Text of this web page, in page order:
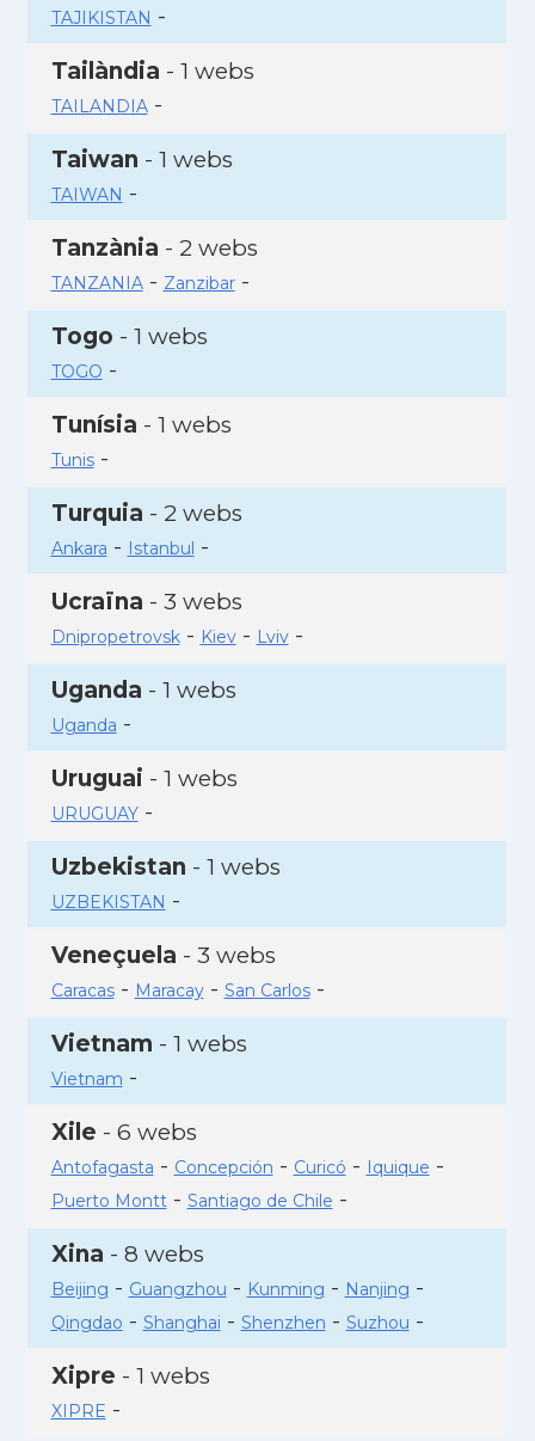
TAJIKISTAN -
Tailàndia - 1 webs
TAILANDIA-
Taiwan - 1 webs
TAIWAN -
Tanzània - 2 webs
TANZANIA- Zanzibar-
Togo - 1 webs
TOGO -
Tunísia - 1 webs
Tunis-
Turquia - 2 webs
Ankara - Istanbul -
Ucraïna - 3 webs
Dnipropetrovsk- Kiev- Lviv-
Uganda - 1 webs
Uganda -
Uruguai - 1 webs
URUGUAY-
Uzbekistan - 1 webs
UZBEKISTAN -
Veneçuela - 3 webs
Caracas- Maracay- San Carlos-
Vietnam - 1 webs
Vietnam -
Xile - 6 webs
Antofagasta - Concepción - Curicó - Iquique -
Puerto Montt- Santiago de Chile -
Xina - 8 webs
Beijing - Guangzhou - Kunming - Nanjing -
Qingdao - Shanghai - Shenzhen - Suzhou -
Xipre - 1 webs
XIPRE -